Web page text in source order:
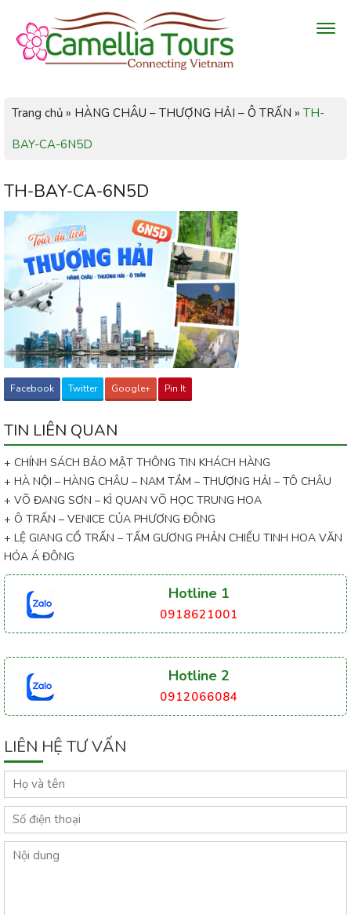
Trang chủ » HÀNG CHÂU – THƯỢNG HẢI – Ô TRẤN » TH-
BAY-CA-6N5D
TH-BAY-CA-6N5D
Facebook Twitter Google+ Pin It
TIN LIÊN QUAN
+ CHÍNH SÁCH BẢO MẬT THÔNG TIN KHÁCH HÀNG
+ HÀ NỘI – HÀNG CHÂU – NAM TẦM – THƯỢNG HẢI – TÔ CHÂU
+ VÕ ĐANG SƠN – KÌ QUAN VÕ HỌC TRUNG HOA
+ Ô TRẤN – VENICE CỦA PHƯƠNG ĐÔNG
+ LỆ GIANG CỔ TRẤN – TẤM GƯƠNG PHẢN CHIẾU TINH HOA VĂN
HÓA Á ĐÔNG
Hotline 1
0918621001
Hotline 2
0912066084
LIÊN HỆ TƯ VẤN